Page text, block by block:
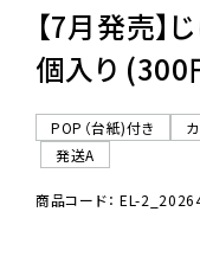
06-
【7月発売】
個入り (300
POP（台紙)付き
発送A
商品コード： EL-